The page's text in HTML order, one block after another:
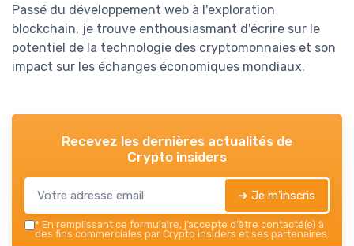
Passé du développement web à l'exploration
blockchain, je trouve enthousiasmant d'écrire sur le
potentiel de la technologie des cryptomonnaies et son
impact sur les échanges économiques mondiaux.
Recevez les dernières actualités de
Crypto insiders
➔ Je m'inscris
* En remplissant ce formulaire, j’accepte d’être contacté(e) à
des fins commerciales par Crypto insiders et ses partenaires.